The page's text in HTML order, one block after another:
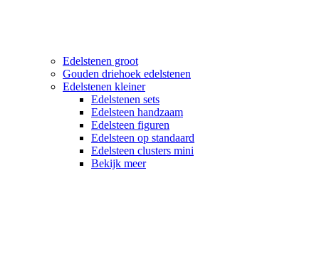
Edelstenen groot
Gouden driehoek edelstenen
Edelstenen kleiner
Edelstenen sets
Edelsteen handzaam
Edelsteen figuren
Edelsteen op standaard
Edelsteen clusters mini
Bekijk meer